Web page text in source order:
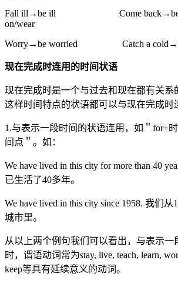
Fall ill→be ill Come back→be
on/wear
Worry→be worried Catch a
现在完成时连用的时间状语
现在完成时是一个与过去和现在都有关系
这样时间特点的状语都可以与现在完成时
1.与表示一段时间的状语连用，如＂for+
间点＂。如：
We have lived in this city for more than 40
已生活了40多年。
We have lived in this city since 1958. 我们
城市里。
从以上两个例句我们可以看出，与表示一
时，谓语动词常为stay, live, teach, learn,
keep等具有延续意义的动词。